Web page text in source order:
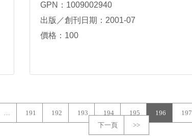
GPN：1009002940
出版／創刊日期：2001-07
價格：100
… 191 192 193 194 195 196 197
下一頁
>>